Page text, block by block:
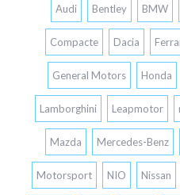
Audi Bentley BMW
Compacte Dacia
General Motors Honda
Lamborghini Leapmotor
Mazda Mercedes-Benz
Motorsport NIO Nissan